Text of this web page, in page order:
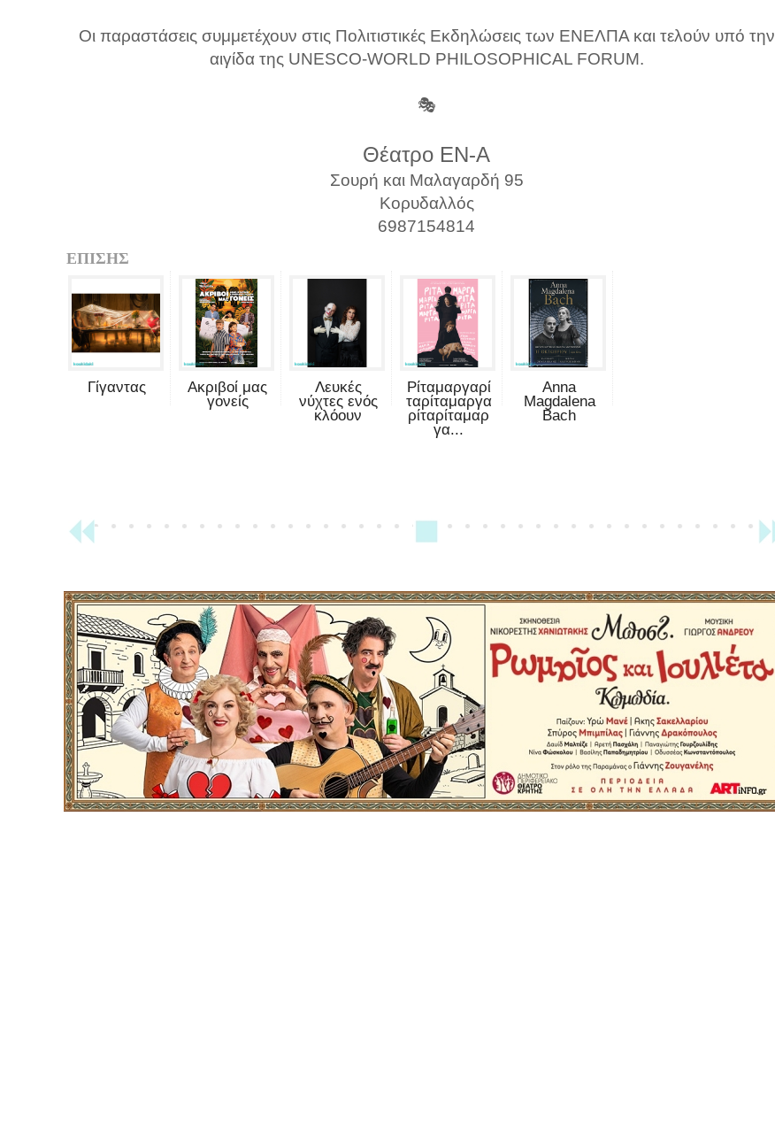
Οι παραστάσεις συμμετέχουν στις Πολιτιστικές Εκδηλώσεις των ΕΝΕΛΠΑ και τελούν υπό την
αιγίδα της UNESCO-WORLD PHILOSOPHICAL FORUM.
🎭
Θέατρο ΕΝ-Α
Σουρή και Μαλαγαρδή 95
Κορυδαλλός
6987154814
ΕΠΙΣΗΣ
Γίγαντας
Ακριβοί μας
γονείς
Λευκές
νύχτες ενός
κλόουν
Ρίταμαργαρί
ταρίταμαργα
ρίταρίταμαρ
γα...
Anna
Magdalena
Bach